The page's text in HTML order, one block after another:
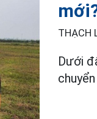
THẠCH
Dưới